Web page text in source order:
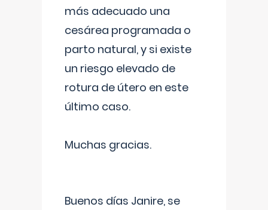
más adecuado una
cesárea programada o
parto natural, y si existe
un riesgo elevado de
rotura de útero en este
último caso.
Muchas gracias.
Buenos días Janire, se